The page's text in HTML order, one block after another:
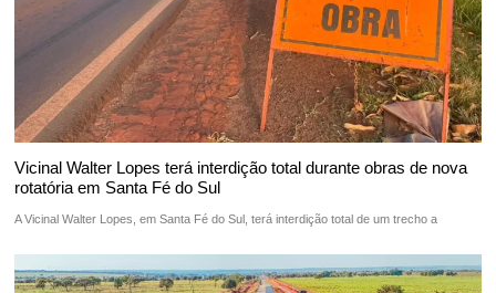
Vicinal Walter Lopes terá interdição total durante obras de nova
rotatória em Santa Fé do Sul
A Vicinal Walter Lopes, em Santa Fé do Sul, terá interdição total de um trecho a